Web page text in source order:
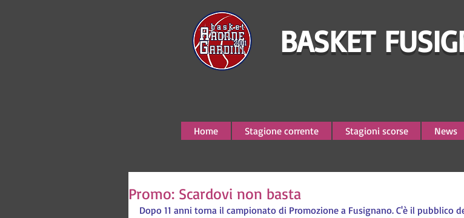
BASKET
Home Stagione corrente Stagioni scorse News
Promo: Scardovi non basta
Dopo 11 anni torna il campionato di Promozione a Fusignano. C'è il pubblico